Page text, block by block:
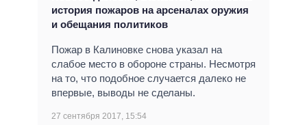
история пожаров на арсеналах оружия
и обещания политиков
Пожар в Калиновке снова указал на
слабое место в обороне страны. Несмотря
на то, что подобное случается далеко не
впервые, выводы не сделаны.
27 сентября 2017, 15:54